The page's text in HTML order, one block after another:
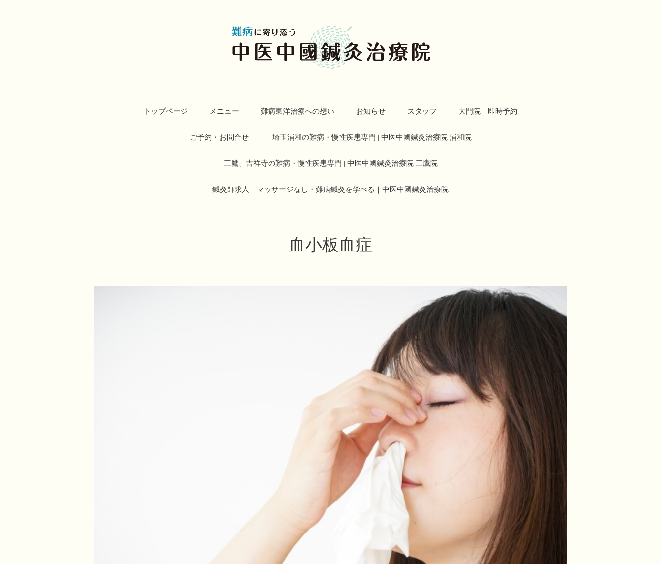
トップページ メニュー 難病東洋治療への想い お知らせ スタッフ 大門院 即時予約
ご予約・お問合せ 埼玉浦和の難病・慢性疾患専門 | 中医中國鍼灸治療院 浦和院
三鷹、吉祥寺の難病・慢性疾患専門 | 中医中國鍼灸治療院 三鷹院
鍼灸師求人｜マッサージなし・難病鍼灸を学べる｜中医中國鍼灸治療院
血小板血症